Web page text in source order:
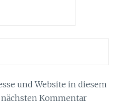
und Website in diesem
Kommentar